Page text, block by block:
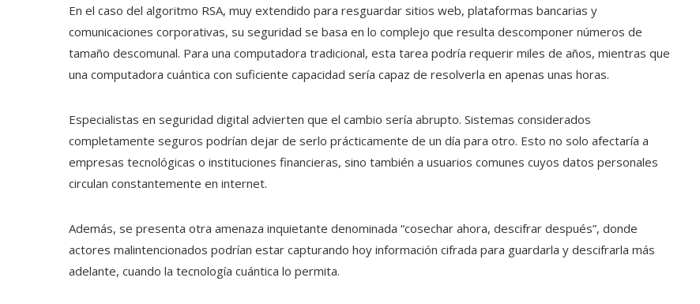
En el caso del algoritmo RSA, muy extendido para resguardar sitios web, plataformas bancarias y
comunicaciones corporativas, su seguridad se basa en lo complejo que resulta descomponer números de
tamaño descomunal. Para una computadora tradicional, esta tarea podría requerir miles de años, mientras que
una computadora cuántica con suficiente capacidad sería capaz de resolverla en apenas unas horas.
Especialistas en seguridad digital advierten que el cambio sería abrupto. Sistemas considerados
completamente seguros podrían dejar de serlo prácticamente de un día para otro. Esto no solo afectaría a
empresas tecnológicas o instituciones financieras, sino también a usuarios comunes cuyos datos personales
circulan constantemente en internet.
Además, se presenta otra amenaza inquietante denominada “cosechar ahora, descifrar después”, donde
actores malintencionados podrían estar capturando hoy información cifrada para guardarla y descifrarla más
adelante, cuando la tecnología cuántica lo permita.